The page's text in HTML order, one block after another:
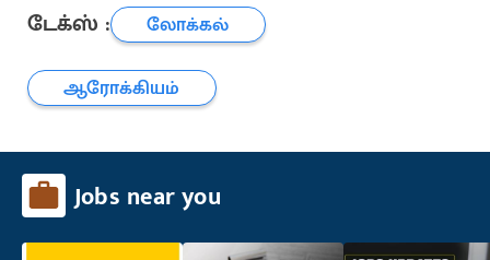
டேக்ஸ் :
லோக்கல்
ஆரோக்கியம்
Jobs near you